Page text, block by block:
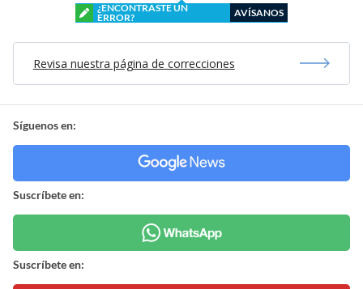
¿ENCONTRASTE UN
ERROR?
AVÍSANOS
Revisa nuestra página de correcciones
Síguenos en:
Suscríbete en:
Suscríbete en: